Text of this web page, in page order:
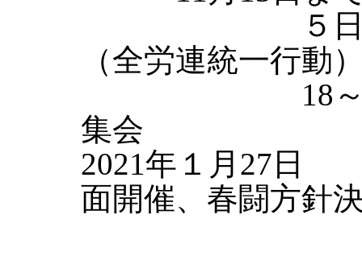
５日 自交
（全労連統一行動
18～19日
集会
2021年１月27日
面開催、春闘方針